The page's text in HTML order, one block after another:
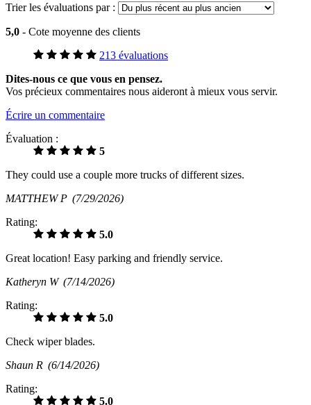
Trier les évaluations par :
5,0 - Cote moyenne des clients
213 évaluations
Dites-nous ce que vous en pensez.
Vos précieux commentaires nous aideront à mieux vous servir.
Écrire un commentaire
Évaluation :
5
They could use a couple more trucks of different sizes.
MATTHEW P (7/29/2026)
Rating:
5.0
Great location! Easy parking and friendly service.
Katheryn W (7/14/2026)
Rating:
5.0
Check wiper blades.
Shaun R (6/14/2026)
Rating:
5.0